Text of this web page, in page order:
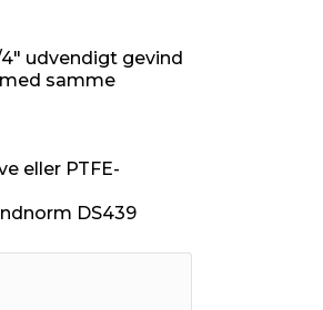
udvendigt gevind
samme
eller PTFE-
DS439